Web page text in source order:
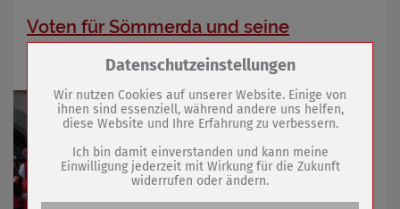
Voten für Sömmerda und seine
Zum Betrieb der Seite notwendige Cookies /
Name
PHP Session Cookie
Anbieter
Eigentümer dieser Website (Wenko-
Wenselaar GmbH & Co. KG)
Absicherung Kontaktformular / SPAM
Datenschutzeinstellungen
Wir nutzen Cookies auf unserer Website. Einige von
ihnen sind essenziell, während andere uns helfen,
diese Website und Ihre Erfahrung zu verbessern.
Ich bin damit einverstanden und kann meine
Einwilligung jederzeit mit Wirkung für die Zukunft
widerrufen oder ändern.